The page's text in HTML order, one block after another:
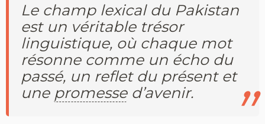
Le champ lexical du Pakistan
est un véritable trésor
linguistique, où chaque mot
résonne comme un écho du
passé, un reflet du présent et
une promessed’avenir.